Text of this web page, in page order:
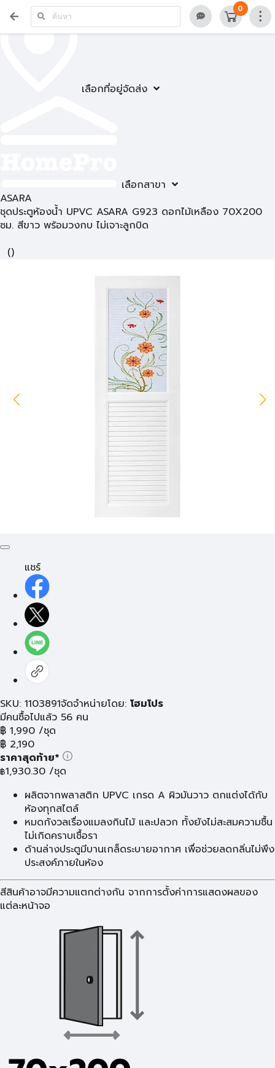
เลือกที่อยู่จัดส่ง
เลือกสาขา
0
ASARA
ชุดประตูห้องน้ำ UPVC ASARA G923 ดอกไม้เหลือง 70X200
ซม. สีขาว พร้อมวงกบ ไม่เจาะลูกบิด
()
แชร์
SKU: 1103891จัดจำหน่ายโดย: โฮมโปร
มีคนซื้อไปแล้ว 56 คน
฿ 1,990 /ชุด
฿ 2,190
ราคาสุดท้าย*
฿1,930.30 /ชุด
ผลิตจากพลาสติก UPVC เกรด A ผิวมันวาว ตกแต่งได้กับ
ห้องทุกสไตล์
หมดกังวลเรื่องแมลงกินไม้ และปลวก ทั้งยังไม่สะสมความชื้น
ไม่เกิดคราบเชื้อรา
ด้านล่างประตูมีบานเกล็ดระบายอากาศ เพื่อช่วยลดกลิ่นไม่พึง
ประสงค์ภายในห้อง
สีสินค้าอาจมีความแตกต่างกัน จากการตั้งค่าการแสดงผลของ
แต่ละหน้าจอ